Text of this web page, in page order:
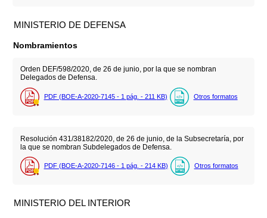
MINISTERIO DE DEFENSA
Nombramientos
Orden DEF/598/2020, de 26 de junio, por la que se nombran
Delegados de Defensa.
PDF (BOE-A-2020-7145 - 1 pág. - 211 KB) Otros formatos
Resolución 431/38182/2020, de 26 de junio, de la Subsecretaría, por
la que se nombran Subdelegados de Defensa.
PDF (BOE-A-2020-7146 - 1 pág. - 214 KB) Otros formatos
MINISTERIO DEL INTERIOR